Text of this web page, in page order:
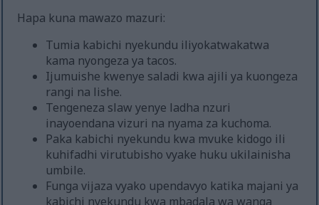
Hapa kuna mawazo mazuri:
Tumia kabichi nyekundu iliyokatwakatwa
kama nyongeza ya tacos.
Ijumuishe kwenye saladi kwa ajili ya kuongeza
rangi na lishe.
Tengeneza slaw yenye ladha nzuri
inayoendana vizuri na nyama za kuchoma.
Paka kabichi nyekundu kwa mvuke kidogo ili
kuhifadhi virutubisho vyake huku ukilainisha
umbile.
Funga vijaza vyako upendavyo katika majani ya
kabichi nyekundu kwa mbadala wa wanga